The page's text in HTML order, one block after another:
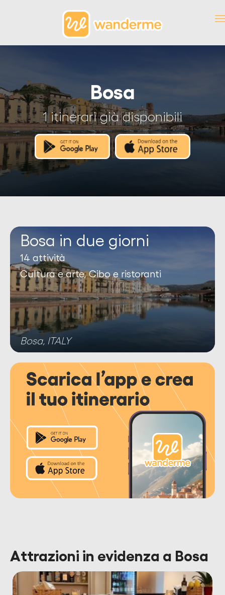
Bosa
1 itinerari già disponibili
Bosa in due giorni
14 attività
Cultura e arte, Cibo e ristoranti
Bosa, ITALY
Attrazioni in evidenza a Bosa